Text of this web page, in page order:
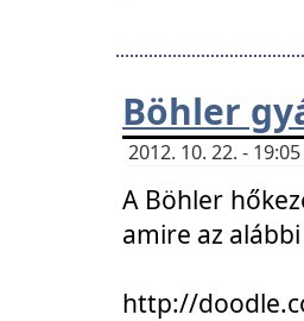
Böhler
2012. 10. 22. -
A Böhler
amire az
http://